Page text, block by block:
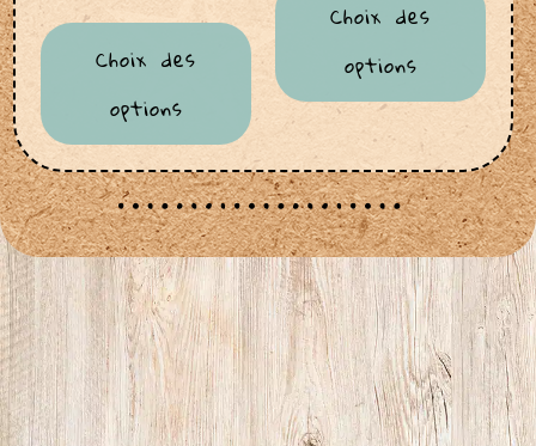
Choix des
options
Choix des
options